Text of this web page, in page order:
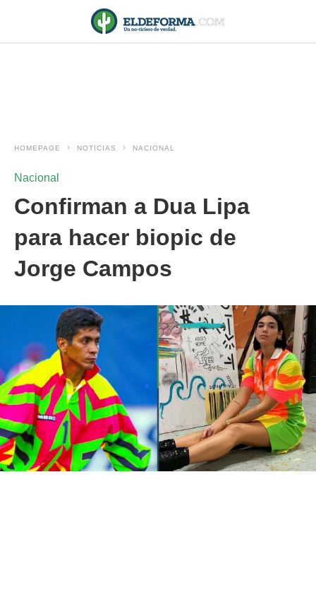
HOMEPAGE NOTICIAS NACIONAL
Nacional
Confirman a Dua Lipa
para hacer biopic de
Jorge Campos